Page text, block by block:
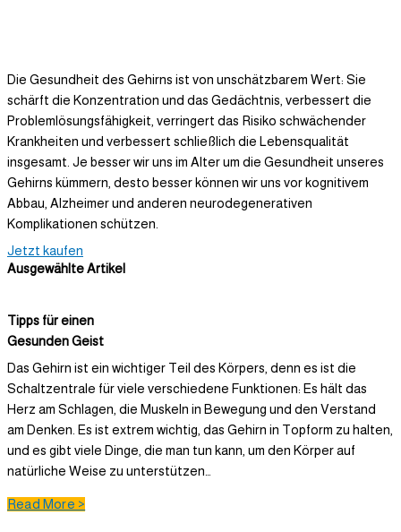
Die Gesundheit des Gehirns ist von unschätzbarem Wert: Sie
schärft die Konzentration und das Gedächtnis, verbessert die
Problemlösungsfähigkeit, verringert das Risiko schwächender
Krankheiten und verbessert schließlich die Lebensqualität
insgesamt. Je besser wir uns im Alter um die Gesundheit unseres
Gehirns kümmern, desto besser können wir uns vor kognitivem
Abbau, Alzheimer und anderen neurodegenerativen
Komplikationen schützen.
Jetzt kaufen
Ausgewählte Artikel
Tipps für einen
Gesunden Geist
Das Gehirn ist ein wichtiger Teil des Körpers, denn es ist die
Schaltzentrale für viele verschiedene Funktionen: Es hält das
Herz am Schlagen, die Muskeln in Bewegung und den Verstand
am Denken. Es ist extrem wichtig, das Gehirn in Topform zu halten,
und es gibt viele Dinge, die man tun kann, um den Körper auf
natürliche Weise zu unterstützen…
Read More >